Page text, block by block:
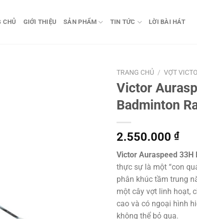
CHỦ GIỚI THIỆU SẢN PHẨM TIN TỨC LỜI BÀI HÁT
TRANG CHỦ / VỢT
Victor
Badminton
2.550.000 ₫
Victor Auraspeed 33H
thực sự là một “con
phân khúc tầm trung
một cây vợt linh hoạt,
cao và có ngoại hình
không thể bỏ qua.